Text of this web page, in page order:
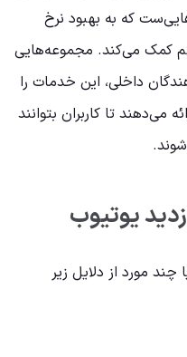
که به بهبود نرخ
کمک می‌کند. مجموعه‌هایی
داخلی، این خدمات را
می‌دهند تا کاربران بتوانند
یوتیوب
چند مورد از دلایل زیر